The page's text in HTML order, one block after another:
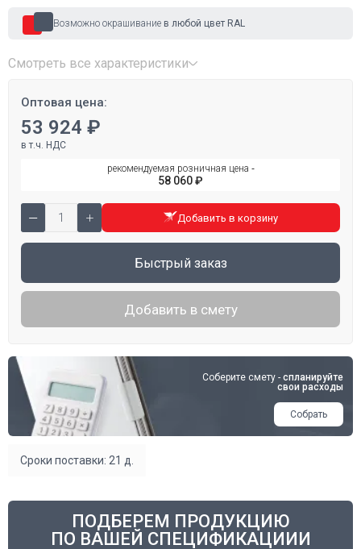
Возможно окрашивание в любой цвет RAL
Смотреть все характеристики
Оптовая цена:
53 924 ₽
в т.ч. НДС
рекомендуемая розничная цена ‐
58 060 ₽
Добавить в корзину
Быстрый заказ
Добавить в смету
Соберите смету - спланируйте
свои расходы
Собрать
Сроки поставки: 21 д.
ПОДБЕРЕМ ПРОДУКЦИЮ
ПО ВАШЕЙ СПЕЦИФИКАЦИИИ